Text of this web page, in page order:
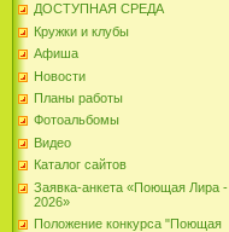
ДОСТУПНАЯ СРЕДА
Кружки и клубы
Афиша
Новости
Планы работы
Фотоальбомы
Видео
Каталог сайтов
Заявка-анкета «Поющая Лира -
2026»
Положение конкурса "Поющая